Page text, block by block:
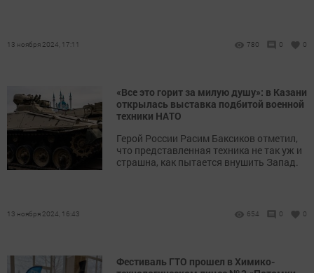
13 ноября 2024, 17:11 780 0 0
«Все это горит за милую душу»: в Казани
открылась выставка подбитой военной
техники НАТО
Герой России Расим Баксиков отметил,
что представленная техника не так уж и
страшна, как пытается внушить Запад.
13 ноября 2024, 16:43 654 0 0
Фестиваль ГТО прошел в Химико-